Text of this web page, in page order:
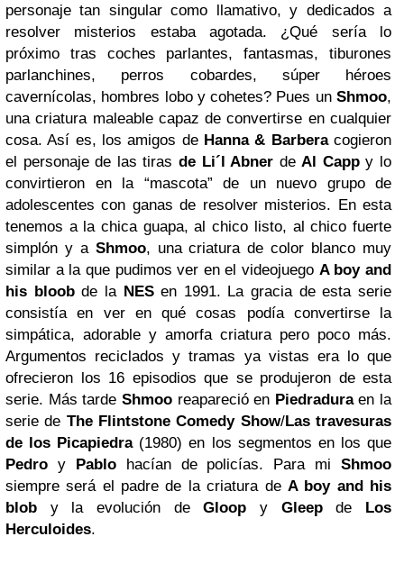
personaje tan singular como llamativo, y dedicados a
resolver misterios estaba agotada. ¿Qué sería lo
próximo tras coches parlantes, fantasmas, tiburones
parlanchines, perros cobardes, súper héroes
cavernícolas, hombres lobo y cohetes? Pues un Shmoo,
una criatura maleable capaz de convertirse en cualquier
cosa. Así es, los amigos de Hanna & Barberacogieron
el personaje de las tiras de Li´l Abner de Al Cappy lo
convirtieron en la “mascota” de un nuevo grupo de
adolescentes con ganas de resolver misterios. En esta
tenemos a la chica guapa, al chico listo, al chico fuerte
simplón y a Shmoo, una criatura de color blanco muy
similar a la que pudimos ver en el videojuego A boy and
his bloobde la NESen 1991. La gracia de esta serie
consistía en ver en qué cosas podía convertirse la
simpática, adorable y amorfa criatura pero poco más.
Argumentos reciclados y tramas ya vistas era lo que
ofrecieron los 16 episodios que se produjeron de esta
serie. Más tarde Shmooreapareció en Piedraduraen la
serie de The Flintstone Comedy Show/Las travesuras
de los Picapiedra (1980) en los segmentos en los que
Pedro y Pablohacían de policías. Para mi Shmoo
siempre será el padre de la criatura de A boy and his
blob y la evolución deGloop y Gleepde Los
Herculoides.